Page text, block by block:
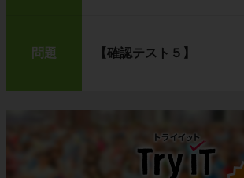
問題 【確認テスト５】